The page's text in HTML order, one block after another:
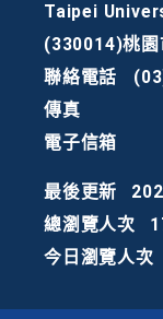
Taipei
(330014)桃園
聯絡電話
傳真
電子信箱
最後更新
總瀏覽人次
今日瀏覽人次